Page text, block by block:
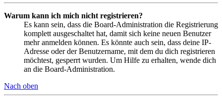
Warum kann ich mich nicht registrieren?
Es kann sein, dass die Board-Administration die Registrierung
komplett ausgeschaltet hat, damit sich keine neuen Benutzer
mehr anmelden können. Es könnte auch sein, dass deine IP-
Adresse oder der Benutzername, mit dem du dich registrieren
möchtest, gesperrt wurden. Um Hilfe zu erhalten, wende dich
an die Board-Administration.
Nach oben